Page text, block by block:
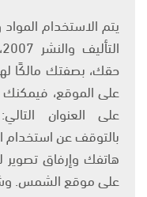
حقك، بصفتك مالكًا
على الموقع، فيمكنك
بالتوقف عن استخدام
هاتفك وإرفاق
على موقع الشمس.